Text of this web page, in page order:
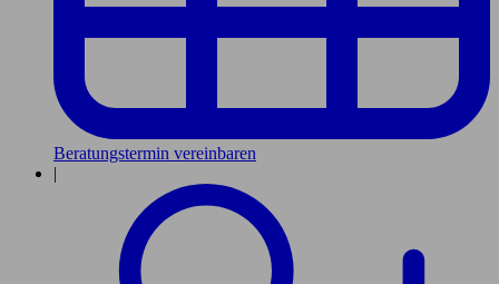
Beratungstermin vereinbaren
|